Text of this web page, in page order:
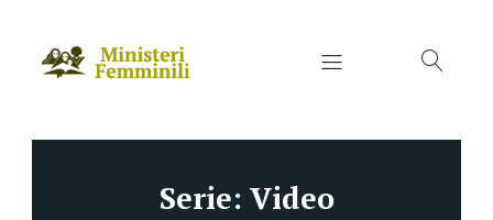
Serie: Video